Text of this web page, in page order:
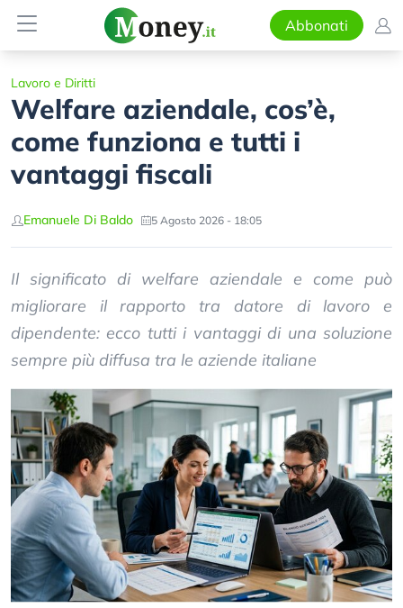
Abbonati
Lavoro e Diritti
Welfare aziendale, cos’è,
come funziona e tutti i
vantaggi fiscali
Emanuele Di Baldo 5 Agosto 2026 - 18:05
Il significato di welfare aziendale e come può
migliorare il rapporto tra datore di lavoro e
dipendente: ecco tutti i vantaggi di una soluzione
sempre più diffusa tra le aziende italiane